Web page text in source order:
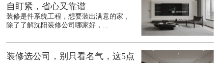
自盯紧，省心又靠谱
装修是件系统工程，想要装出满意的家，
除了了解沈阳装修公司哪家好，...
装修选公司，别只看名气，这5点